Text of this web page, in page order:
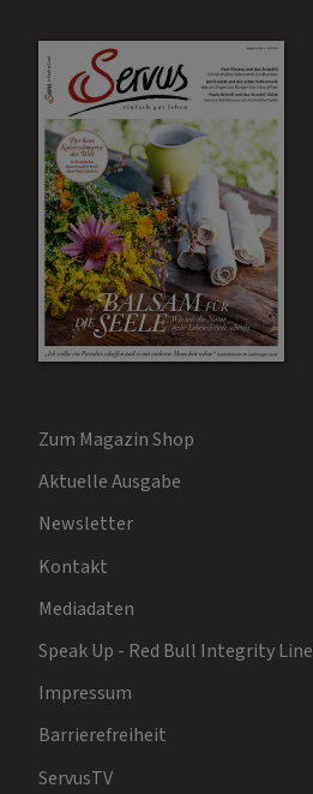
Zum Magazin Shop
Aktuelle Ausgabe
Newsletter
Kontakt
Mediadaten
Speak Up - Red Bull Integrity Line
Impressum
Barrierefreiheit
ServusTV